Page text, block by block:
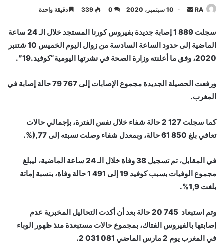
RA
أرسل
إلكترونيا
10 سبتمبر، 2020 0
339 دقيقة واحدة
سجلت 889 1 إصابة جديدة بفيروس كورنا المستجد خلال الـ 24 ساعة
الماضية إلى حدود الساعة السادسة من زوال اليوم الخميس 10 شتنبر
2020، وفق ما أعلنته وزارة الصحة في نشرتها اليومية”كوفيد.19″.
ورفعت الحصيلة الجديدة مجموع الإصابات إلى 767 79 حالة إصابة في
المغرب.
كما سجلت 127 2 حالة شفاء خلال نفس الفترة، بإجمالي حالات
تعافي بلغ 850 61 حالة، وبمعدل شفاء وصلت نسبته إلى 77,(%.
في المقابل، تم تسجيل 38 وفاة خلال الـ 24 ساعة الماضية، ليبلغ
مجموع الوفيات بسبب كوفيد 19 إلى 491 1 حالة وفاة، بنسبة إماتة
بلغت 1,9%.
وتم استبعاد 745 20 حالة بعد أن أكدت التحاليل المخبرية عدم
إصابتها بالفيروس الفتاك، بمجموع حالات مستبعدة منذ ظهور الوباء
في المغرب يوم 2 مارس الماضي 031 081 2.